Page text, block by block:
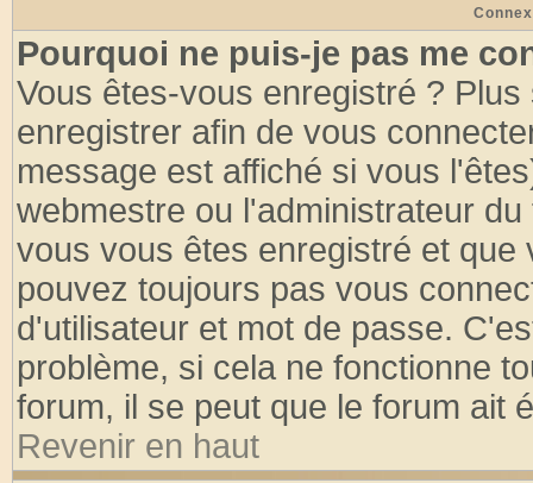
Pourquoi ne puis-je pas me
Vous êtes-vous enregistré ?
enregistrer afin de vous
message est affiché si vous
webmestre ou l'administrateur
vous vous êtes enregistré et
pouvez toujours pas vous
d'utilisateur et mot de passe.
problème, si cela ne fonctionne
forum, il se peut que le forum ait
Revenir en haut